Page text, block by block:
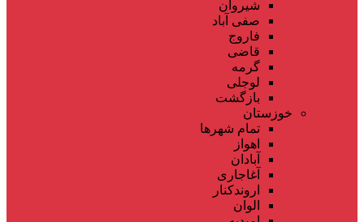
شیروان
صفی آباد
فاروج
قاضی
گرمه
لوجلی
بازگشت
خوزستان
تمام شهر‌ها
اهواز
آبادان
آغاجاری
اروندکنار
الوان